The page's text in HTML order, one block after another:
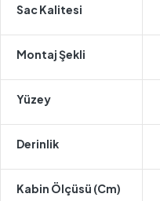
Sac Kalitesi
Montaj Şekli
Yüzey
Derinlik
Kabin Ölçüsü (cm)